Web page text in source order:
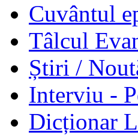
Cuvântul
Tâlcul
Știri /
Interviu -
Dicționar